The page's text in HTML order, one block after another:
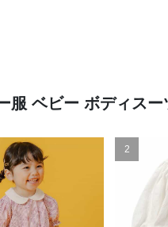
服 ベビー ボディス
2